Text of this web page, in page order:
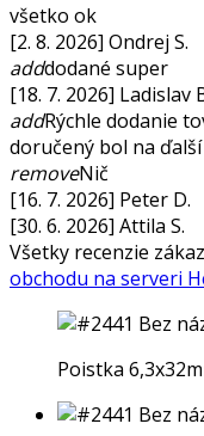
všetko ok
[2. 8. 2026] Ondrej S.
adddodané super
[18. 7. 2026] Ladislav
addRýchle dodanie
doručený bol na ďalší
removeNič
[16. 7. 2026] Peter D.
[30. 6. 2026] Attila S.
Všetky recenzie
obchodu na serveri
Poistka